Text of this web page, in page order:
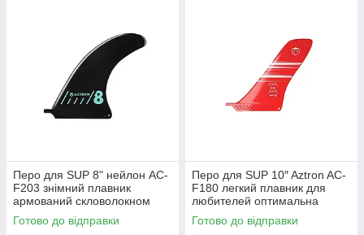
Перо для SUP 8" нейлон AC-
F203 знімний плавник
армований скловолокном
новий
Готово до відправки
Перо для SUP 10″ Aztron AC-
F180 легкий плавник для
любителей оптимальна
довжина 10″ для швидкого
пересування
Готово до відправки